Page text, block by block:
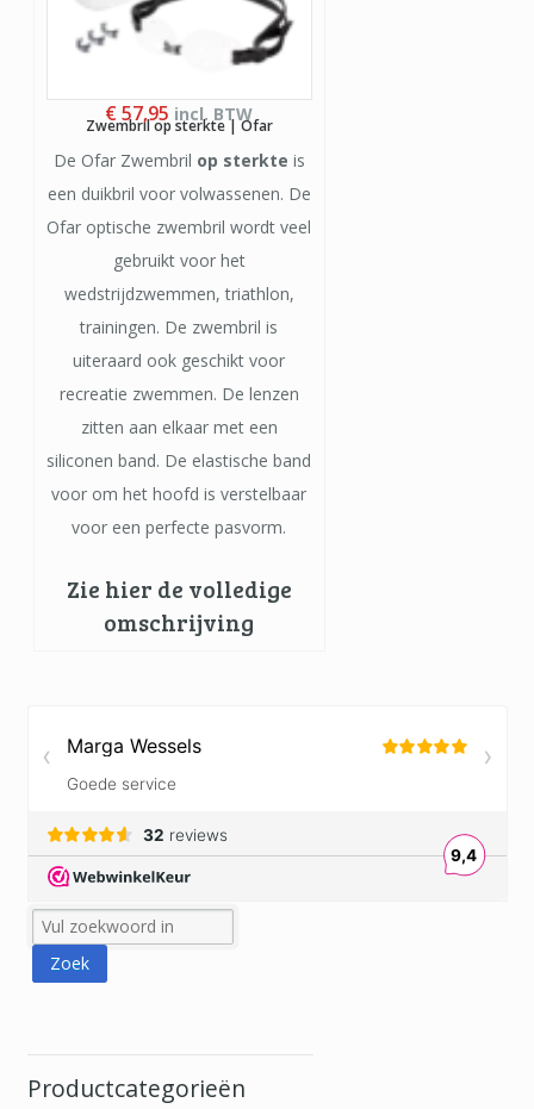
Zwembril op sterkte | Ofar
€57,95 incl. BTW
De Ofar Zwembril op sterkte is
een duikbril voor volwassenen. De
Ofar optische zwembril wordt veel
gebruikt voor het
wedstrijdzwemmen, triathlon,
trainingen. De zwembril is
uiteraard ook geschikt voor
recreatie zwemmen. De lenzen
zitten aan elkaar met een
siliconen band. De elastische band
voor om het hoofd is verstelbaar
voor een perfecte pasvorm.
Zie hier de volledige
omschrijving
Productcategorieën